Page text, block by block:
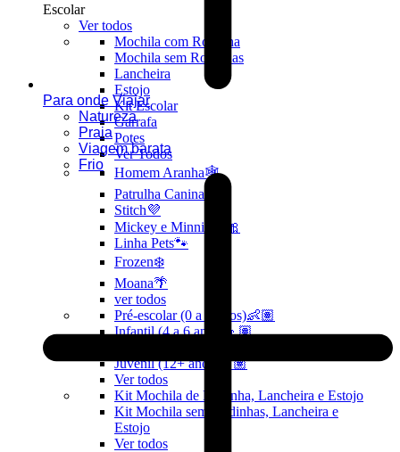
Escolar
Ver todos
Mochila com Rodinha
Mochila sem Rodinhas
Lancheira
Estojo
Kit Escolar
Garrafa
Potes
Ver Todos
Homem Aranha🕸️
Patrulha Canina🐶
Stitch💜
Mickey e Minnie🐭🎀
Linha Pets🐾
Frozen❄️
Moana🌴
ver todos
Pré-escolar (0 a 3 anos)👶🏽
Infantil (4 a 6 anos)👦🏽
Juvenil (12+ anos)👨🏽
Ver todos
Kit Mochila de Rodinha, Lancheira e Estojo
Kit Mochila sem Rodinhas, Lancheira e
Estojo
Ver todos
Para onde Viajar
Natureza
Praia
Viagem barata
Frio